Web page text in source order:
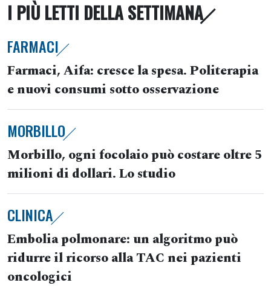
I PIÙ LETTI DELLA SETTIMANA
FARMACI
Farmaci, Aifa: cresce la spesa. Politerapia
e nuovi consumi sotto osservazione
MORBILLO
Morbillo, ogni focolaio può costare oltre 5
milioni di dollari. Lo studio
CLINICA
Embolia polmonare: un algoritmo può
ridurre il ricorso alla TAC nei pazienti
oncologici